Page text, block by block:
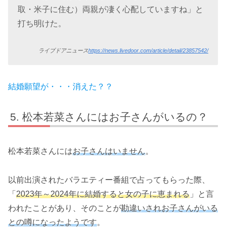
取・米子に住む）両親が凄く心配していますね」と
打ち明けた。
ライブドアニュースhttps://news.livedoor.com/article/detail/23857542/
結婚願望が・・・消えた？？
松本若菜さんにはお子さんがいるの？
松本若菜さんにはお子さんはいません。
以前出演されたバラエティー番組で占ってもらった際、
「 2023年～2024年に結婚すると女の子に恵まれる 」と言
われたことがあり、そのことが勘違いされお子さんがいる
との噂になったようです。